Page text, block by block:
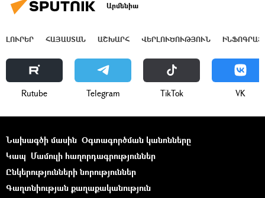
Արմենիա
ԼՈՒՐԵՐ ՀԱՅԱՍՏԱՆ ԱՇԽԱՐՀ ՎԵՐԼՈՒԾՈՒԹՅՈՒՆ
Rutube Telegram ТikТоk VK
Նախագծի մասին Օգտագործման կանոնները
Կապ Մամուլի հաղորդագրություններ
Ընկերությունների նորություններ
Գաղտնիության քաղաքականություն